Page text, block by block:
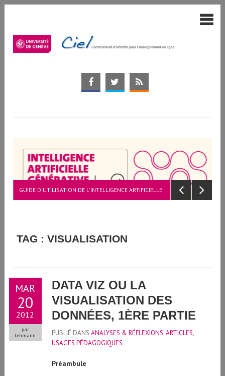
GUIDE D'UTILISATION DE L'INTELLIGENCE ARTIFICIELLE
TAG : VISUALISATION
MAR
20
2012
par
Lehmann
DATA VIZ OU LA
VISUALISATION DES
DONNÉES, 1ÈRE PARTIE
PUBLIÉ DANS ANALYSES & RÉFLEXIONS,ARTICLES,
USAGES PÉDAGOGIQUES
Préambule